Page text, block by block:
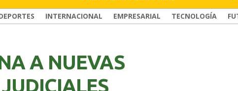
INTERNACIONAL EMPRESARIAL TECNOLOGÍA
A NUEVAS